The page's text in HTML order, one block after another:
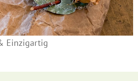
Einzigartig